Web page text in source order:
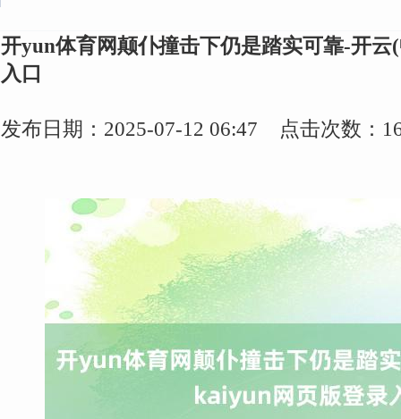
开yun体育网颠仆撞击下仍是踏实可靠-开
入口
发布日期：2025-07-12 06:47 点击次数：